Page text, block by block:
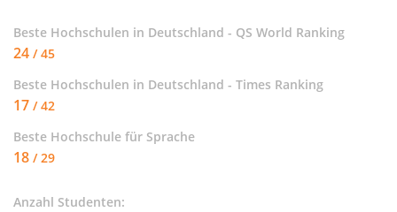
Beste Hochschulen in Deutschland - QS World Ranking
24 / 45
Beste Hochschulen in Deutschland - Times Ranking
17 / 42
Beste Hochschule für Sprache
18 / 29
Anzahl Studenten: